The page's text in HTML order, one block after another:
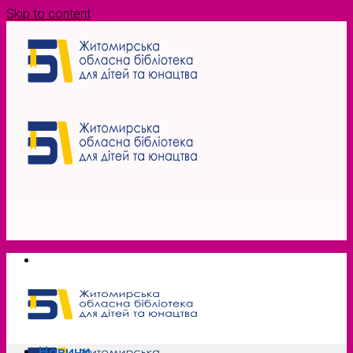
Skip to content